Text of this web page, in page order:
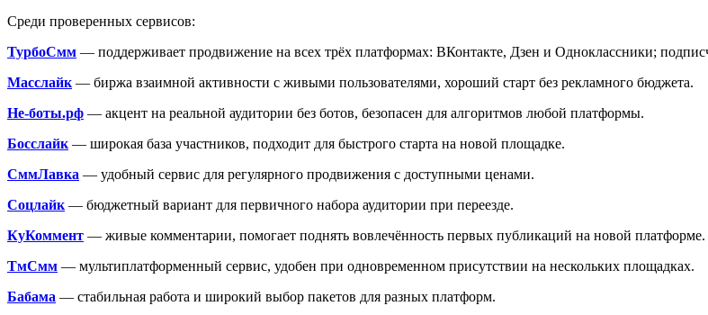
Среди проверенных сервисов:
ТурбоСмм — поддерживает продвижение на всех трёх платформах: ВКонтакте, Дзен и Одноклассники;
Масслайк — биржа взаимной активности с живыми пользователями, хороший старт без рекламного бюджета.
Не-боты.рф — акцент на реальной аудитории без ботов, безопасен для алгоритмов любой платформы.
Босслайк — широкая база участников, подходит для быстрого старта на новой площадке.
СммЛавка — удобный сервис для регулярного продвижения с доступными ценами.
Соцлайк — бюджетный вариант для первичного набора аудитории при переезде.
КуКоммент — живые комментарии, помогает поднять вовлечённость первых публикаций на новой платформе.
ТмСмм — мультиплатформенный сервис, удобен при одновременном присутствии на нескольких площадках.
Бабама — стабильная работа и широкий выбор пакетов для разных платформ.